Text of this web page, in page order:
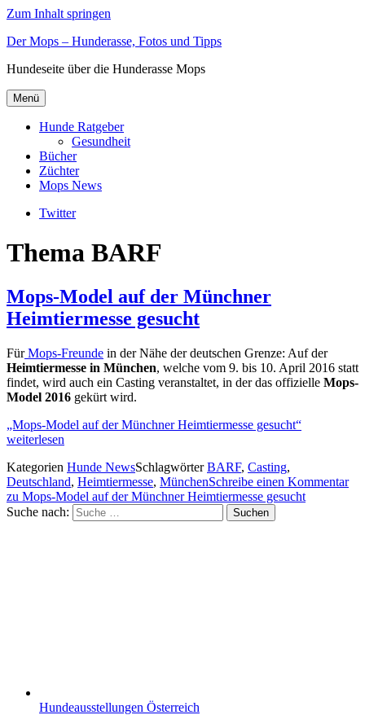
Zum Inhalt springen
Der Mops – Hunderasse, Fotos und Tipps
Hundeseite über die Hunderasse Mops
Menü
Hunde Ratgeber
Gesundheit
Bücher
Züchter
Mops News
Twitter
Thema BARF
Mops-Model auf der Münchner
Heimtiermesse gesucht
FürMops-Freunde in der Nähe der deutschen Grenze: Auf der
Heimtiermesse in München, welche vom 9. bis 10. April 2016 statt
findet, wird auch ein Casting veranstaltet, in der das offizielle Mops-
Model 2016 gekürt wird.
„Mops-Model auf der Münchner Heimtiermesse gesucht“
weiterlesen
Kategorien Hunde NewsSchlagwörterBARF, Casting,
Deutschland, Heimtiermesse, MünchenSchreibe einen Kommentar
zu Mops-Model auf der Münchner Heimtiermesse gesucht
Suche nach:
Suchen
Hundeausstellungen Österreich